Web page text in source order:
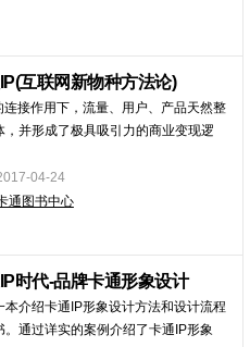
互联网新物种方法论)
连接作用下，流量、用户、产品天然整
并形成了极具吸引力的商业变现逻
04-24
通图书中心
时代-品牌卡通形象设计
本介绍卡通IP形象设计方法和设计流程
。通过详实的案例介绍了卡通IP形象